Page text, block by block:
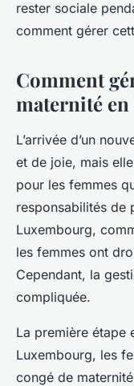
rester sociale
comment gérer
Comment
maternité
L’arrivée d’un
et de joie, mais
pour les femmes
responsabilités de
Luxembourg,
les femmes ont
Cependant, la
compliquée.
La première étape
Luxembourg, les
congé de